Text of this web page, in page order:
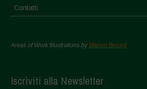
Contatti
Areas of Work Illustrations byMarion Bessol
Iscriviti alla Newsletter